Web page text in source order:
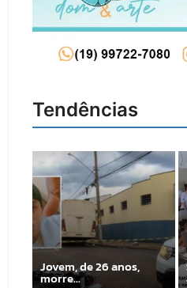
Tendências
Jovem, de 26 anos,
morre…